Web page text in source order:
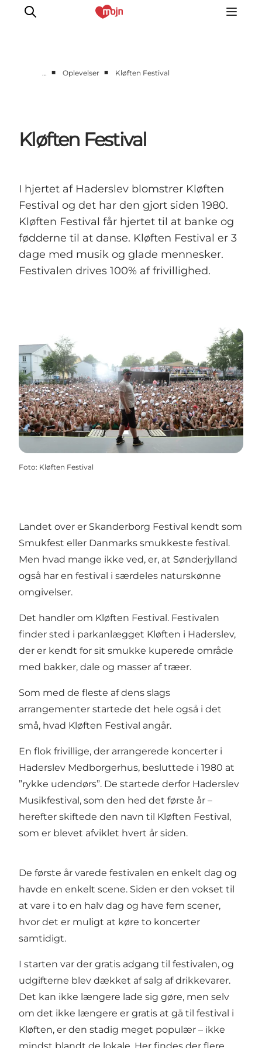
Det sker
Overnatning
Booking
… ■ Oplevelser ■ Kløften Festival
Kløften Festival
I hjertet af Haderslev blomstrer Kløften
Festival og det har den gjort siden 1980.
Kløften Festival får hjertet til at banke og
fødderne til at danse. Kløften Festival er 3
dage med musik og glade mennesker.
Festivalen drives 100% af frivillighed.
Foto: Kløften Festival
Landet over er Skanderborg Festival kendt som
Smukfest eller Danmarks smukkeste festival.
Men hvad mange ikke ved, er, at Sønderjylland
også har en festival i særdeles naturskønne
omgivelser.
Det handler om Kløften Festival. Festivalen
finder sted i parkanlægget Kløften i Haderslev,
der er kendt for sit smukke kuperede område
med bakker, dale og masser af træer.
Som med de fleste af dens slags
arrangementer startede det hele også i det
små, hvad Kløften Festival angår.
En flok frivillige, der arrangerede koncerter i
Haderslev Medborgerhus, besluttede i 1980 at
”rykke udendørs”. De startede derfor Haderslev
Musikfestival, som den hed det første år –
herefter skiftede den navn til Kløften Festival,
som er blevet afviklet hvert år siden.
De første år varede festivalen en enkelt dag og
havde en enkelt scene. Siden er den vokset til
at vare i to en halv dag og have fem scener,
hvor det er muligt at køre to koncerter
samtidigt.
I starten var der gratis adgang til festivalen, og
udgifterne blev dækket af salg af drikkevarer.
Det kan ikke længere lade sig gøre, men selv
om det ikke længere er gratis at gå til festival i
Kløften, er den stadig meget populær – ikke